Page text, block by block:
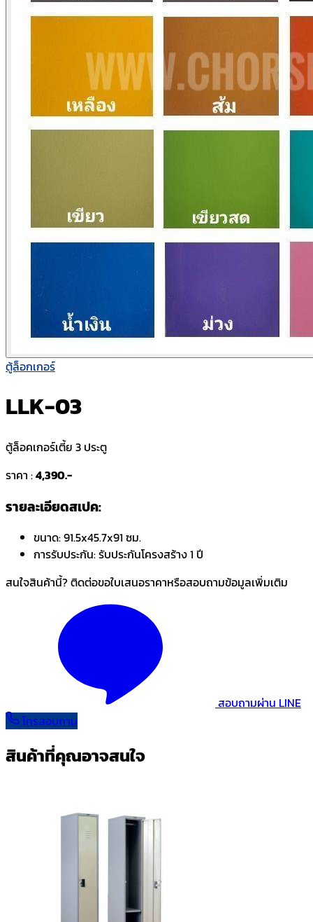
ตู้ล็อกเกอร์
LLK-03
ตู้ล็อคเกอร์เตี้ย 3 ประตู
ราคา :4,390.-
รายละเอียดสเปค:
ขนาด:91.5x45.7x91 ซม.
การรับประกัน:รับประกันโครงสร้าง 1 ปี
สนใจสินค้านี้? ติดต่อขอใบเสนอราคาหรือสอบถามข้อมูลเพิ่มเติม
สอบถามผ่าน LINE
โทรสอบถาม
สินค้าที่คุณอาจสนใจ